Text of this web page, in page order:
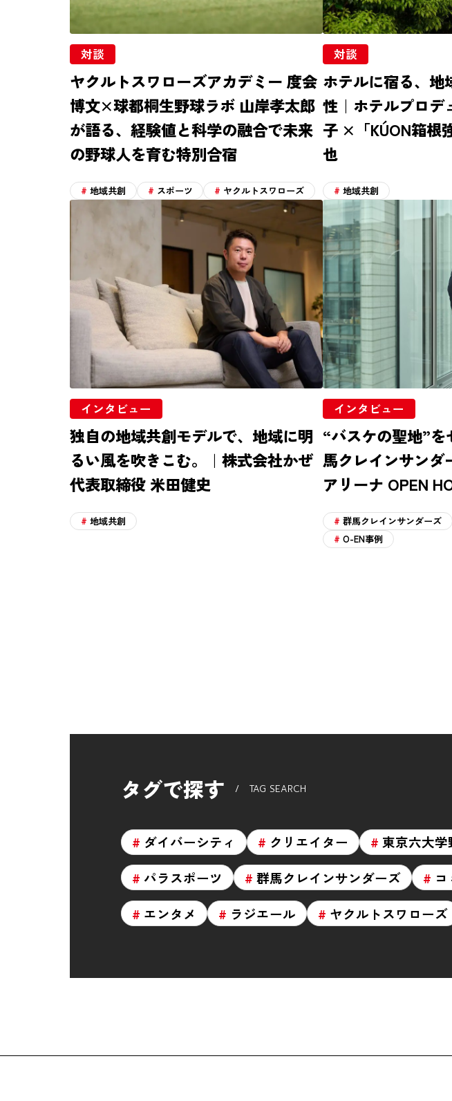
対談
ヤクルトスワローズアカデミー 度会
博文×球都桐生野球ラボ 山岸孝太郎
が語る、経験値と科学の融合で未来
の野球人を育む特別合宿
地域共創 スポーツ ヤクルトスワローズ
対談
ホテルに宿る、地
性｜ホテルプロデ
子 ×「KÚON箱根
也
地域共創
インタビュー
独自の地域共創モデルで、地域に明
るい風を吹きこむ。｜株式会社かぜ
代表取締役 米田健史
地域共創
インタビュー
“バスケの聖地”
馬クレインサンダ
アリーナ OPEN
群馬クレインサンダーズ
O-EN事例
タグで探す TAG SEARCH
ダイバーシティ クリエイター 東京六大学
パラスポーツ
群馬クレインサンダーズ
エンタメ
ラジエール ヤクルトスワローズ